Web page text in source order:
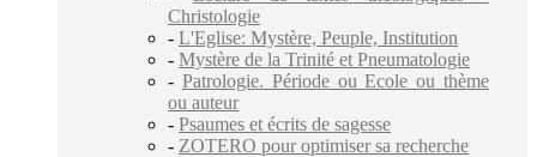
Christologie
- L'Eglise: Mystère, Peuple, Institution
- Mystère de la Trinité et Pneumatologie
- Patrologie. Période ou Ecole ou thème
ou auteur
- Psaumes et écrits de sagesse
- ZOTERO pour optimiser sa recherche